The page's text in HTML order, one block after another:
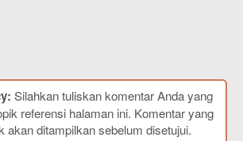
Silahkan tuliskan komentar Anda yang
referensi halaman ini. Komentar yang
akan ditampilkan sebelum disetujui.